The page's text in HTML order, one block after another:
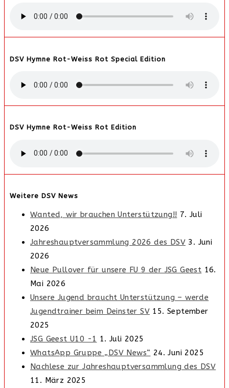
DSV Hymne Rot-Weiss Rot Special Edition
DSV Hymne Rot-Weiss Rot Edition
Weitere DSV News
Wanted, wir brauchen Unterstützung!! 7. Juli
2026
Jahreshauptversammlung 2026 des DSV 3. Juni
2026
Neue Pullover für unsere FU 9 der JSG Geest 16.
Mai 2026
Unsere Jugend braucht Unterstützung – werde
Jugendtrainer beim Deinster SV 15. September
2025
JSG Geest U10 -1 1. Juli 2025
WhatsApp Gruppe „DSV News“ 24. Juni 2025
Nachlese zur Jahreshauptversammlung des DSV
11. März 2025